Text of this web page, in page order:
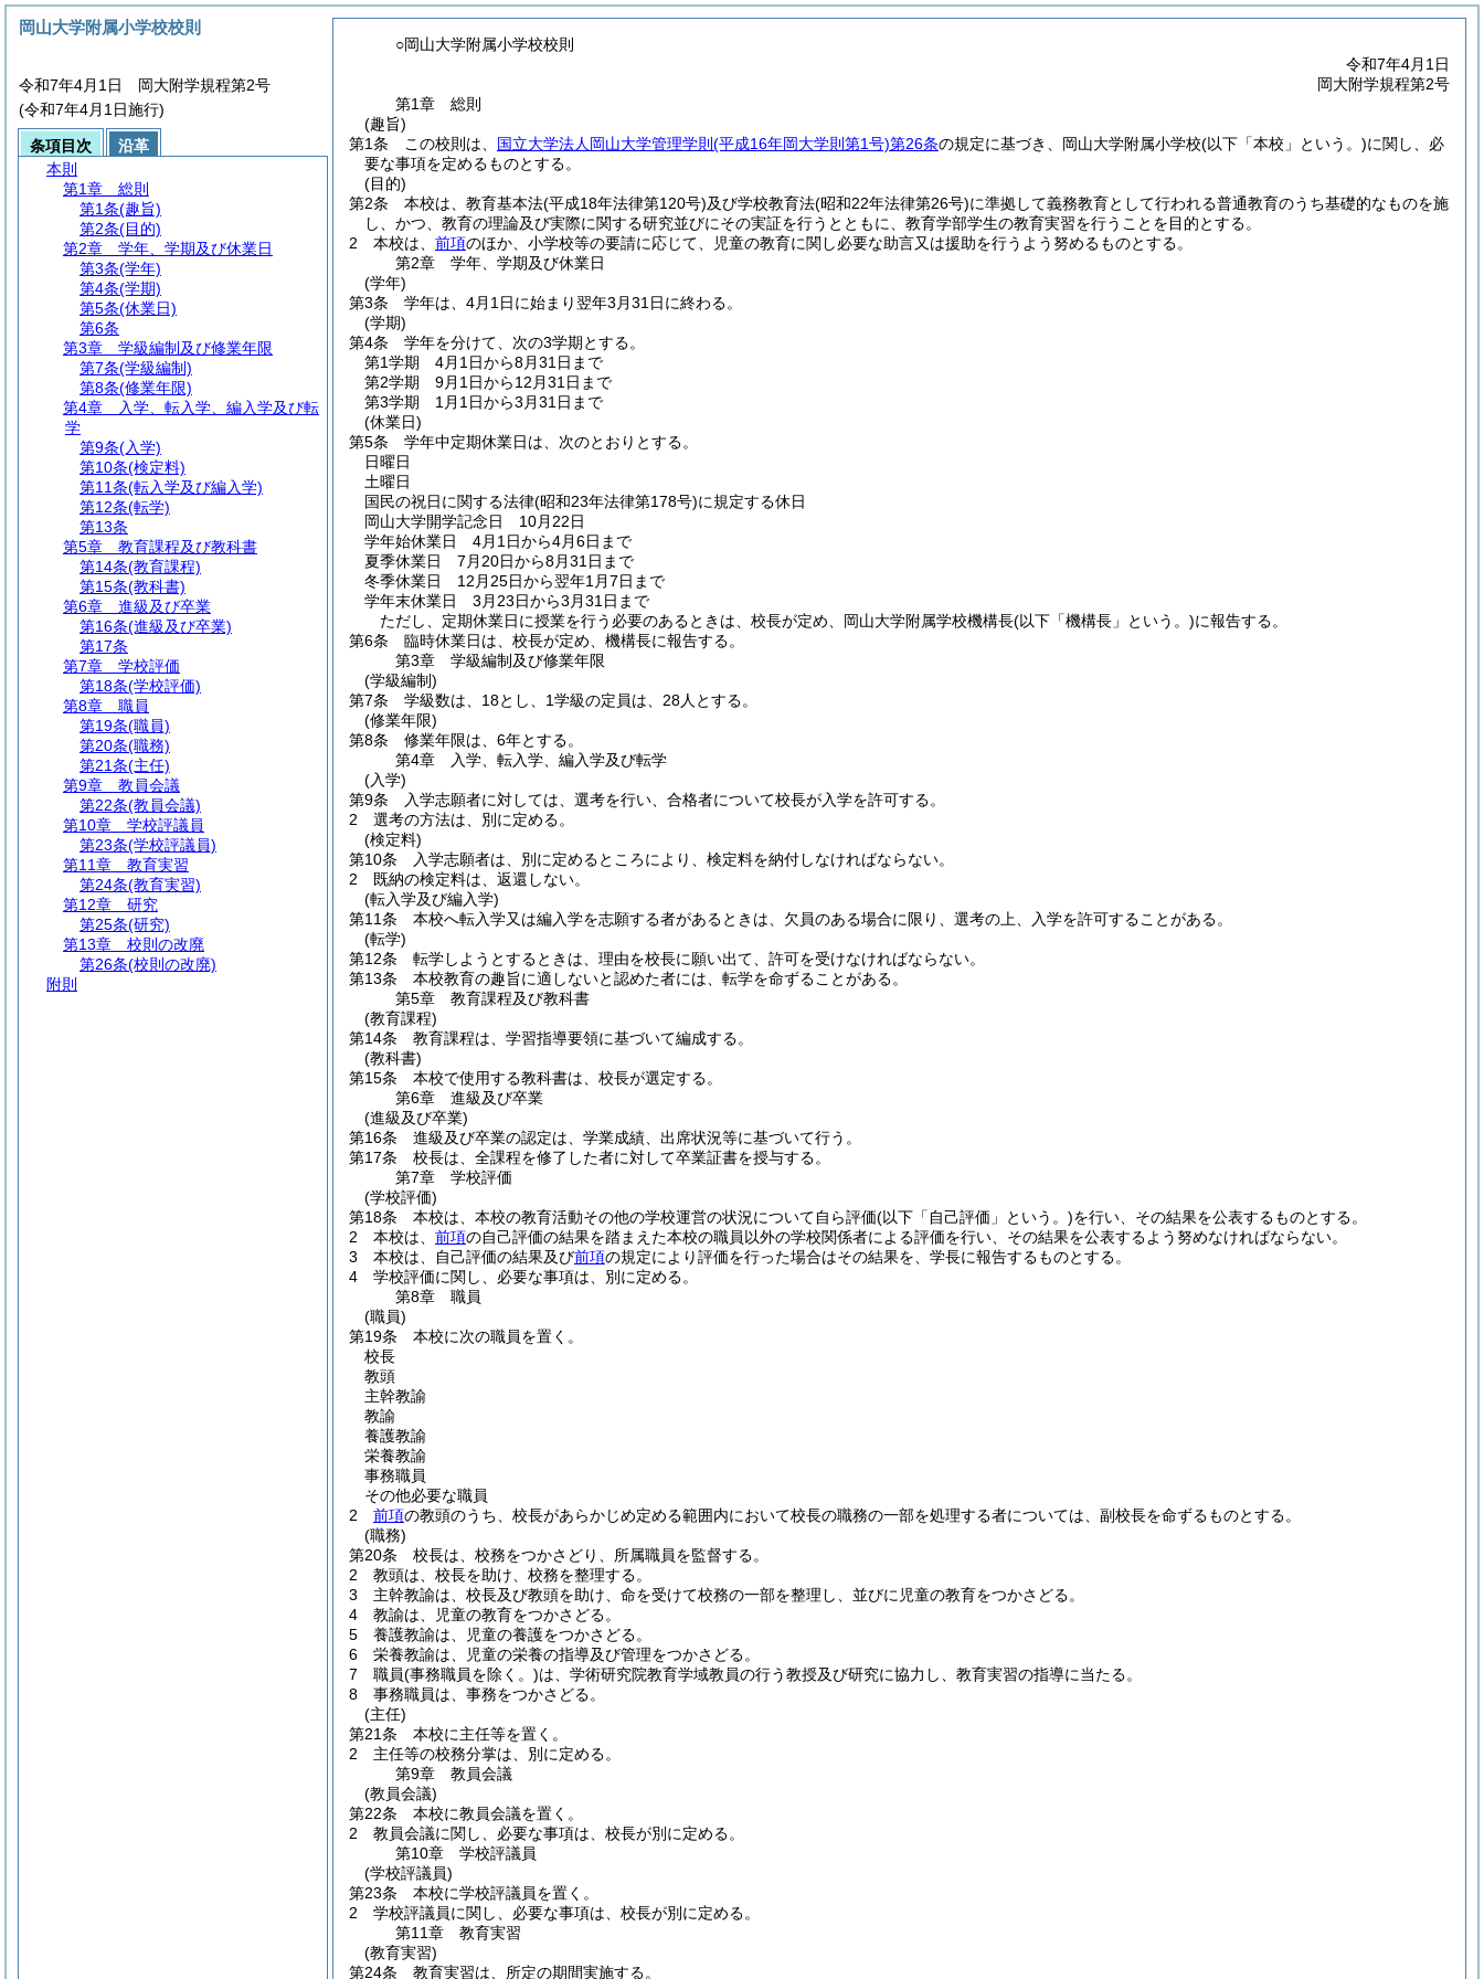
○岡山大学附属小学校校則
令和7年4月1日
岡大附学規程第2号
第1章
総則
(趣旨)
第1条
この校則は、 国立大学法人岡山大学管理学則 (平成16年岡大学則第1号)第26条の規定に基づき、岡山大学附属小学校(以下「本校」という。)に関し、必
要な事項を定めるものとする。
(目的)
第2条
本校は、教育基本法(平成18年法律第120号)及び学校教育法(昭和22年法律第26号)に準拠して義務教育として行われる普通教育のうち基礎的なものを施
し、かつ、教育の理論及び実際に関する研究並びにその実証を行うとともに、教育学部学生の教育実習を行うことを目的とする。
2
本校は、 前項のほか、小学校等の要請に応じて、児童の教育に関し必要な助言又は援助を行うよう努めるものとする。
第2章
学年、学期及び休業日
(学年)
第3条
学年は、4月1日に始まり翌年3月31日に終わる。
(学期)
第4条
学年を分けて、次の3学期とする。
第1学期 4月1日から8月31日まで
第2学期 9月1日から12月31日まで
第3学期 1月1日から3月31日まで
(休業日)
第5条
学年中定期休業日は、次のとおりとする。
日曜日
土曜日
国民の祝日に関する法律(昭和23年法律第178号)に規定する休日
岡山大学開学記念日 10月22日
学年始休業日 4月1日から4月6日まで
夏季休業日 7月20日から8月31日まで
冬季休業日 12月25日から翌年1月7日まで
学年末休業日 3月23日から3月31日まで
ただし、定期休業日に授業を行う必要のあるときは、校長が定め、岡山大学附属学校機構長(以下「機構長」という。)に報告する。
第6条
臨時休業日は、校長が定め、機構長に報告する。
第3章
学級編制及び修業年限
(学級編制)
第7条
学級数は、18とし、1学級の定員は、28人とする。
(修業年限)
第8条
修業年限は、6年とする。
第4章
入学、転入学、編入学及び転学
(入学)
第9条
入学志願者に対しては、選考を行い、合格者について校長が入学を許可する。
2
選考の方法は、別に定める。
(検定料)
第10条
入学志願者は、別に定めるところにより、検定料を納付しなければならない。
2
既納の検定料は、返還しない。
(転入学及び編入学)
第11条
本校へ転入学又は編入学を志願する者があるときは、欠員のある場合に限り、選考の上、入学を許可することがある。
(転学)
第12条
転学しようとするときは、理由を校長に願い出て、許可を受けなければならない。
第13条
本校教育の趣旨に適しないと認めた者には、転学を命ずることがある。
第5章
教育課程及び教科書
(教育課程)
第14条
教育課程は、学習指導要領に基づいて編成する。
(教科書)
第15条
本校で使用する教科書は、校長が選定する。
第6章
進級及び卒業
(進級及び卒業)
第16条
進級及び卒業の認定は、学業成績、出席状況等に基づいて行う。
第17条
校長は、全課程を修了した者に対して卒業証書を授与する。
第7章
学校評価
(学校評価)
第18条
本校は、本校の教育活動その他の学校運営の状況について自ら評価(以下「自己評価」という。)を行い、その結果を公表するものとする。
2
本校は、 前項の自己評価の結果を踏まえた本校の職員以外の学校関係者による評価を行い、その結果を公表するよう努めなければならない。
3
本校は、自己評価の結果及び前項の規定により評価を行った場合はその結果を、学長に報告するものとする。
4
学校評価に関し、必要な事項は、別に定める。
第8章
職員
(職員)
第19条
本校に次の職員を置く。
校長
教頭
主幹教諭
教諭
養護教諭
栄養教諭
事務職員
その他必要な職員
2
前項の教頭のうち、校長があらかじめ定める範囲内において校長の職務の一部を処理する者については、副校長を命ずるものとする。
(職務)
第20条
校長は、校務をつかさどり、所属職員を監督する。
2
教頭は、校長を助け、校務を整理する。
3
主幹教諭は、校長及び教頭を助け、命を受けて校務の一部を整理し、並びに児童の教育をつかさどる。
4
教諭は、児童の教育をつかさどる。
5
養護教諭は、児童の養護をつかさどる。
6
栄養教諭は、児童の栄養の指導及び管理をつかさどる。
7
職員(事務職員を除く。)は、学術研究院教育学域教員の行う教授及び研究に協力し、教育実習の指導に当たる。
8
事務職員は、事務をつかさどる。
(主任)
第21条
本校に主任等を置く。
2
主任等の校務分掌は、別に定める。
第9章
教員会議
(教員会議)
第22条
本校に教員会議を置く。
2
教員会議に関し、必要な事項は、校長が別に定める。
第10章
学校評議員
(学校評議員)
第23条
本校に学校評議員を置く。
2
学校評議員に関し、必要な事項は、校長が別に定める。
第11章
教育実習
(教育実習)
第24条
教育実習は、所定の期間実施する。
岡山大学附属小学校校則
令和7年4月1日 岡大附学規程第2号
(令和7年4月1日施行)
条項目次
沿革
本則
第1章
総則
第1条(趣旨)
第2条(目的)
第2章
学年、学期及び休業日
第3条(学年)
第4条(学期)
第5条(休業日)
第6条
第3章
学級編制及び修業年限
第7条(学級編制)
第8条(修業年限)
第4章
入学、転入学、編入学及び転
学
第9条(入学)
第10条(検定料)
第11条(転入学及び編入学)
第12条(転学)
第13条
第5章
教育課程及び教科書
第14条(教育課程)
第15条(教科書)
第6章
進級及び卒業
第16条(進級及び卒業)
第17条
第7章
学校評価
第18条(学校評価)
第8章
職員
第19条(職員)
第20条(職務)
第21条(主任)
第9章
教員会議
第22条(教員会議)
第10章
学校評議員
第23条(学校評議員)
第11章
教育実習
第24条(教育実習)
第12章
研究
第25条(研究)
第13章
校則の改廃
第26条(校則の改廃)
附則